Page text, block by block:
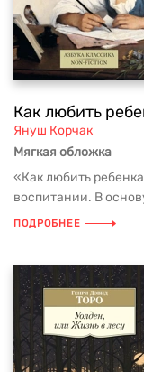
Как любить
Януш Корчак
Мягкая обложка
«Как любить
воспитании. В
ПОДРОБНЕЕ